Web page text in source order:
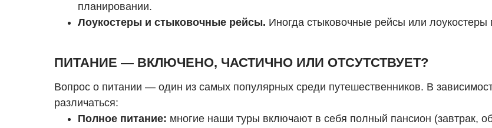
планировании.
Лоукостеры и стыковочные рейсы. Иногда стыковочные рейсы или
ПИТАНИЕ — ВКЛЮЧЕНО, ЧАСТИЧНО ИЛИ ОТСУТСТВУЕТ?
Вопрос о питании — один из самых популярных среди путешественников. В
различаться:
Полное питание: многие наши туры включают в себя полный пансион (завтрак,